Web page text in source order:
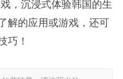
，沉浸式体验韩国的生
解的应用或游戏，还可
巧！​